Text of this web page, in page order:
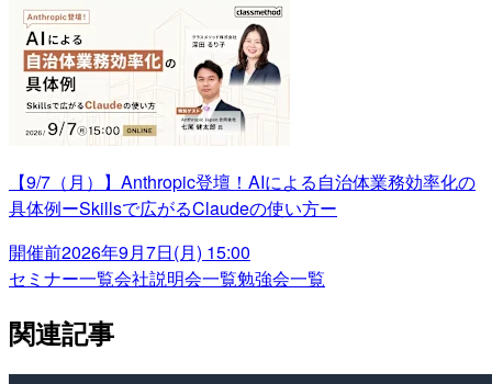
【9/7（月）】Anthropic登壇！AIによる自治体業務効率化の
具体例ーSkillsで広がるClaudeの使い方ー
開催前2026年9月7日(月) 15:00
セミナー一覧会社説明会一覧勉強会一覧
関連記事